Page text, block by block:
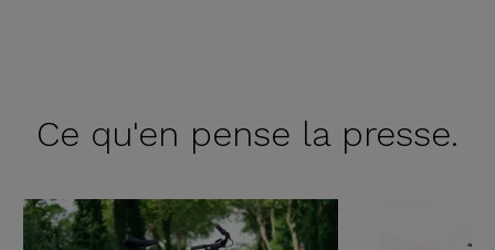
Ce qu'en pense la presse.